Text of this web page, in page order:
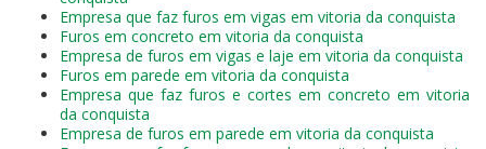
Empresa que faz furos em vigas em vitoria da conquista
Furos em concreto em vitoria da conquista
Empresa de furos em vigas e laje em vitoria da conquista
Furos em parede em vitoria da conquista
Empresa que faz furos e cortes em concreto em vitoria
da conquista
Empresa de furos em parede em vitoria da conquista